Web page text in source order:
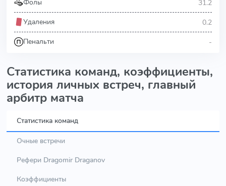
Фолы 31.2
Удаления 0.2
Пенальти -
Статистика команд, коэффициенты,
история личных встреч, главный
арбитр матча
Статистика команд
Очные встречи
Рефери Dragomir Draganov
Коэффициенты